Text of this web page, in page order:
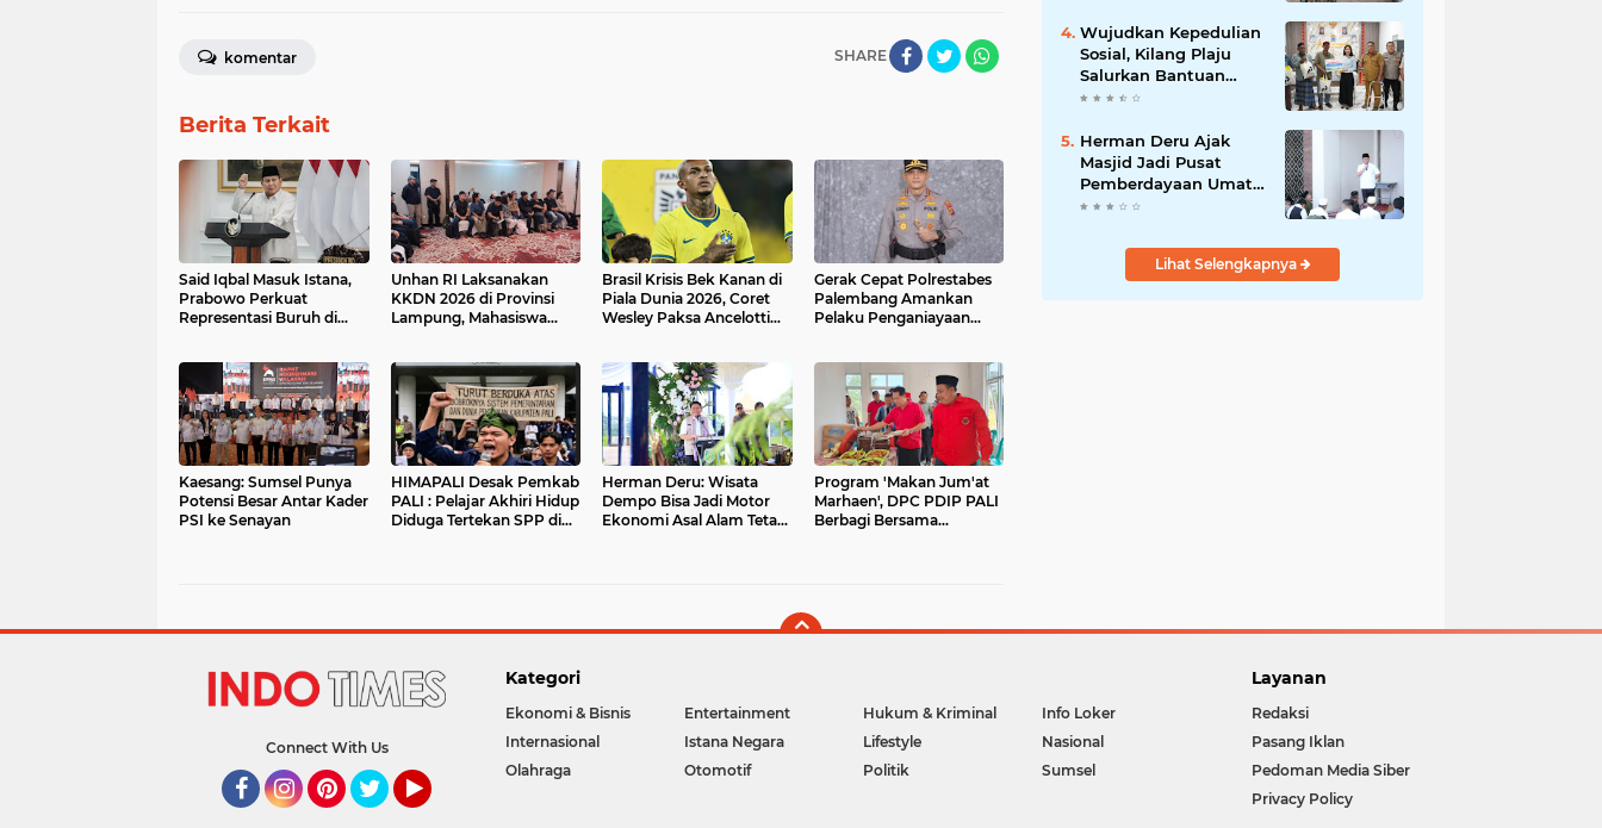
SHARE
komentar
Berita Terkait
Said Iqbal Masuk Istana,
Prabowo Perkuat
Representasi Buruh di
Unhan RI Laksanakan
KKDN 2026 di Provinsi
Lampung, Mahasiswa
Brasil Krisis Bek Kanan di
Piala Dunia 2026, Coret
Wesley Paksa Ancelotti
Gerak Cepat Polrestabes
Palembang Amankan
Pelaku Penganiayaan
Kaesang: Sumsel Punya
Potensi Besar Antar Kader
PSI ke Senayan
HIMAPALI Desak Pemkab
PALI : Pelajar Akhiri Hidup
Diduga Tertekan SPP di
Herman Deru: Wisata
Dempo Bisa Jadi Motor
Ekonomi Asal Alam Tetap
Program 'Makan Jum'at
Marhaen', DPC PDIP PALI
Berbagi Bersama
Kepastian Hukum
Wujudkan Kepedulian
Sosial, Kilang Plaju
Salurkan Bantuan
Bagi Korban
Herman Deru Ajak
Masjid Jadi Pusat
Pemberdayaan Umat
dan Penguatan
Lihat Selengkapnya
Connect With Us
Kategori
Ekonomi & Bisnis Entertainment Hukum & Kriminal
Info Loker
Internasional
Istana Negara Lifestyle
Nasional
Olahraga
Otomotif Politik Sumsel
Layanan
Redaksi
Pasang Iklan
Pedoman Media Siber
Privacy Policy